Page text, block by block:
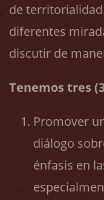
de
diferentes
discutir de
Tenemos tres
Promover
diálogo
énfasis en